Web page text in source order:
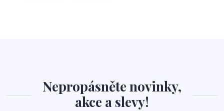
Nepropásněte novinky,
akce a slevy!